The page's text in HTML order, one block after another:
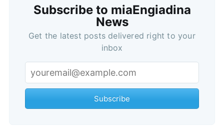
Subscribe to miaEngiadina
News
Get the latest posts delivered right to your
inbox
Subscribe